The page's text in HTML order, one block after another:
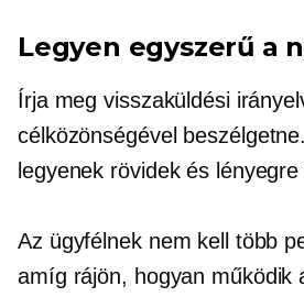
Legyen egyszerű a
Írja meg visszaküldési
célközönségével
legyenek rövidek és
Az ügyfélnek nem kell több
amíg rájön, hogyan működik